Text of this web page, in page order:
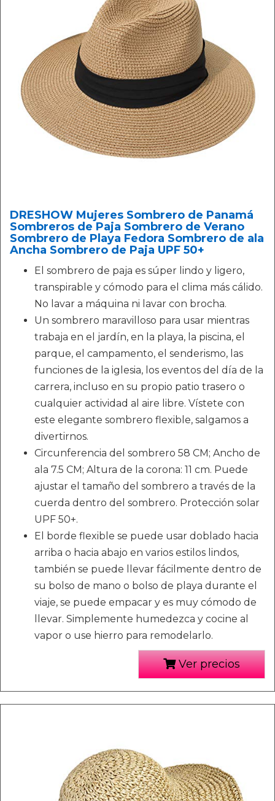
DRESHOW Mujeres Sombrero de Panamá
Sombreros de Paja Sombrero de Verano
Sombrero de Playa Fedora Sombrero de ala
Ancha Sombrero de Paja UPF 50+
El sombrero de paja es súper lindo y ligero,
transpirable y cómodo para el clima más cálido.
No lavar a máquina ni lavar con brocha.
Un sombrero maravilloso para usar mientras
trabaja en el jardín, en la playa, la piscina, el
parque, el campamento, el senderismo, las
funciones de la iglesia, los eventos del día de la
carrera, incluso en su propio patio trasero o
cualquier actividad al aire libre. Vístete con
este elegante sombrero flexible, salgamos a
divertirnos.
Circunferencia del sombrero 58 CM; Ancho de
ala 7.5 CM; Altura de la corona: 11 cm. Puede
ajustar el tamaño del sombrero a través de la
cuerda dentro del sombrero. Protección solar
UPF 50+.
El borde flexible se puede usar doblado hacia
arriba o hacia abajo en varios estilos lindos,
también se puede llevar fácilmente dentro de
su bolso de mano o bolso de playa durante el
viaje, se puede empacar y es muy cómodo de
llevar. Simplemente humedezca y cocine al
vapor o use hierro para remodelarlo.
Ver precios